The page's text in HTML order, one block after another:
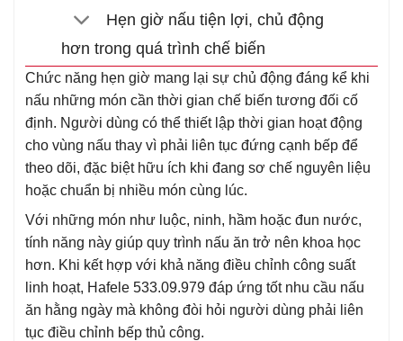
Hẹn giờ nấu tiện lợi, chủ động
hơn trong quá trình chế biến
Chức năng hẹn giờ mang lại sự chủ động đáng kể khi
nấu những món cần thời gian chế biến tương đối cố
định. Người dùng có thể thiết lập thời gian hoạt động
cho vùng nấu thay vì phải liên tục đứng cạnh bếp để
theo dõi, đặc biệt hữu ích khi đang sơ chế nguyên liệu
hoặc chuẩn bị nhiều món cùng lúc.
Với những món như luộc, ninh, hầm hoặc đun nước,
tính năng này giúp quy trình nấu ăn trở nên khoa học
hơn. Khi kết hợp với khả năng điều chỉnh công suất
linh hoạt, Hafele 533.09.979 đáp ứng tốt nhu cầu nấu
ăn hằng ngày mà không đòi hỏi người dùng phải liên
tục điều chỉnh bếp thủ công.